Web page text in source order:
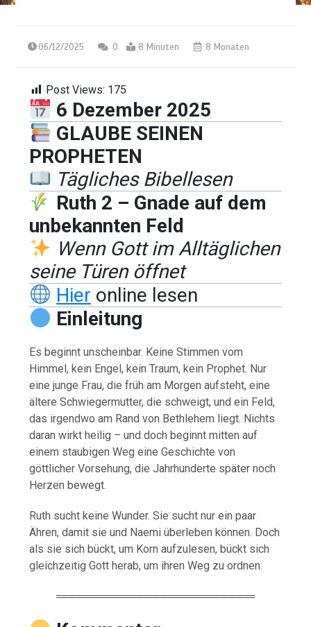
06/12/2025 0 8 Minuten 8 Monaten
Post Views: 175
6 Dezember 2025
GLAUBE SEINEN
PROPHETEN
Tägliches Bibellesen
Ruth 2 – Gnade auf dem
unbekannten Feld
Wenn Gott im Alltäglichen
seine Türen öffnet
Hier online lesen
Einleitung
Es beginnt unscheinbar. Keine Stimmen vom
Himmel, kein Engel, kein Traum, kein Prophet. Nur
eine junge Frau, die früh am Morgen aufsteht, eine
ältere Schwiegermutter, die schweigt, und ein Feld,
das irgendwo am Rand von Bethlehem liegt. Nichts
daran wirkt heilig – und doch beginnt mitten auf
einem staubigen Weg eine Geschichte von
göttlicher Vorsehung, die Jahrhunderte später noch
Herzen bewegt.
Ruth sucht keine Wunder. Sie sucht nur ein paar
Ähren, damit sie und Naemi überleben können. Doch
als sie sich bückt, um Korn aufzulesen, bückt sich
gleichzeitig Gott herab, um ihren Weg zu ordnen.
══════════════════════════